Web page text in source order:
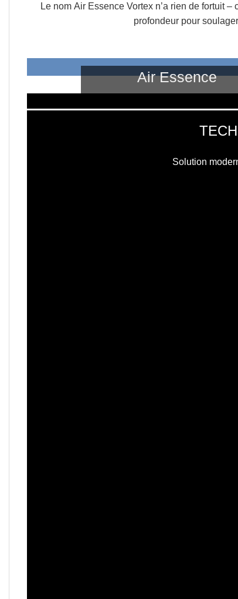
Le nom Air Essence Vortex n’a rien de fortuit
profondeur pour
Air Essence
Vortex V11
TECAR, onde de choc,
Solution